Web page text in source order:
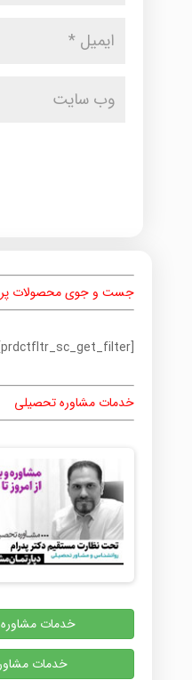
جست و جوی محصولات
[prdctfltr_sc_get_filter]
خدمات مشاوره تحصیلی
خدمات
خدمات